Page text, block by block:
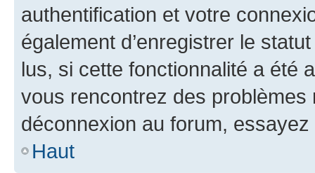
authentification et votre
également d’enregistrer le
lus, si cette fonctionnalité a été
vous rencontrez des
déconnexion au forum,
Haut